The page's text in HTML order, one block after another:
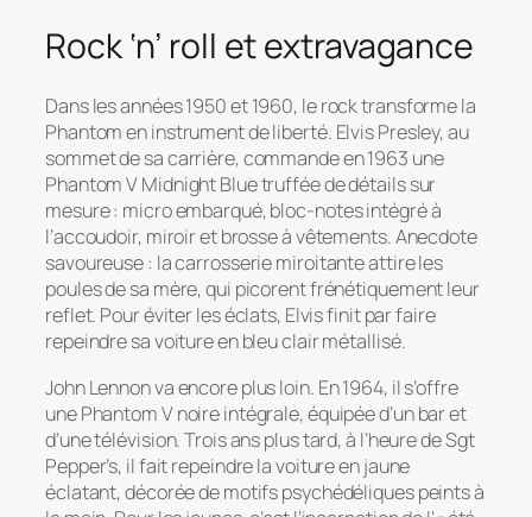
Rock ‘n’ roll et extravagance
Dans les années 1950 et 1960, le rock transforme la
Phantom en instrument de liberté. Elvis Presley, au
sommet de sa carrière, commande en 1963 une
Phantom V Midnight Blue truffée de détails sur
mesure : micro embarqué, bloc-notes intégré à
l’accoudoir, miroir et brosse à vêtements. Anecdote
savoureuse : la carrosserie miroitante attire les
poules de sa mère, qui picorent frénétiquement leur
reflet. Pour éviter les éclats, Elvis finit par faire
repeindre sa voiture en bleu clair métallisé.
John Lennon va encore plus loin. En 1964, il s’offre
une Phantom V noire intégrale, équipée d’un bar et
d’une télévision. Trois ans plus tard, à l’heure deSgt
Pepper’s, il fait repeindre la voiture en jaune
éclatant, décorée de motifs psychédéliques peints à